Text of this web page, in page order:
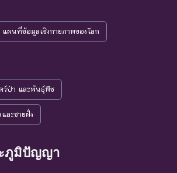
แผนที่ข้อมูลเชิงกายภาพของโลก
ว์ป่า และพันธุ์พืช
ละชายฝั่ง
ภูมิปัญญา